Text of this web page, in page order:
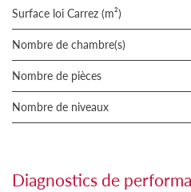
Surface loi Carrez (m²)
Nombre de chambre(s)
Nombre de pièces
Nombre de niveaux
diagnostics de